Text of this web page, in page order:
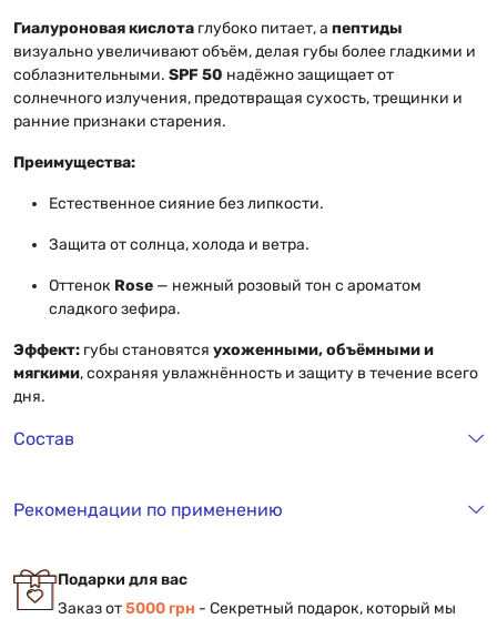
Гиалуроновая кислота глубоко питает, а пептиды
визуально увеличивают объём, делая губы более гладкими и
соблазнительными. SPF 50 надёжно защищает от
солнечного излучения, предотвращая сухость, трещинки и
ранние признаки старения.
Преимущества:
Естественное сияние без липкости.
Защита от солнца, холода и ветра.
Оттенок Rose — нежный розовый тон с ароматом
сладкого зефира.
Эффект: губы становятся ухоженными, объёмными и
мягкими, сохраняя увлажнённость и защиту в течение всего
дня.
Состав
Рекомендации по применению
Подарки для вас
Заказ от5000 грн - Секретный подарок, который мы